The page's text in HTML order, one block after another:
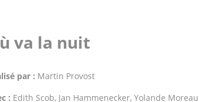
va la nuit
par : Martin Provost
: Edith Scob, Jan Hammenecker, Yolande Moreau